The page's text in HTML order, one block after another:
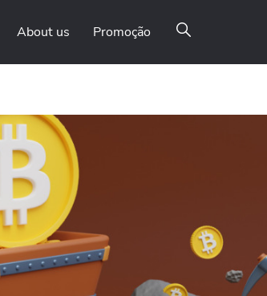
About us Promoção